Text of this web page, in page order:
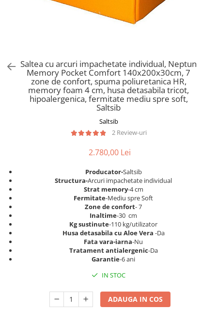
Saltele Pocket
Saltele cu arcuri impachetate
Saltele Memory Pocket
Saltele cu plasa arcuri
Saltele cu spuma
Saltele cu spuma
Saltele cu spuma poliuretanica
Saltele 160x200
Saltele 180x200
Top saltele
Top saltele 5 cm
Top saltele 10 cm
Top saltele memory 5 cm
Top saltele MemoHR 6.5 cm
Saltele cu spuma
Scaune pentru living
Seturi comode living si vitrine
Mobila living
Dulap birou
Birouri
Scaune pentru birou
Scaune pentru vizitatori
Scaune manager
Mobilier bucatarie
Mese bucatarie
Seturi mese si scaune bucatarie
Scaune birou copii
Scaune resigilate
Scaune gradinita
Scaune conferinta
Saltea cu arcuri impachetate individual, Neptun
Memory Pocket Comfort 140x200x30cm, 7
zone de confort, spuma poliuretanica HR,
memory foam 4 cm, husa detasabila tricot,
hipoalergenica, fermitate mediu spre soft,
Saltsib
Saltsib
2 Review-uri
2.780,00 Lei
Producator-Saltsib
Structura-Arcuri impachetate individual
Strat memory-4 cm
Fermitate-Mediu spre Soft
Zone de confort- 7
Inaltime-30 cm
Kg sustinute-110 kg/utilizator
Husa detasabila cu Aloe Vera -Da
Fata vara-iarna-Nu
Tratament antialergenic-Da
Garantie-6 ani
IN STOC
ADAUGA IN COS